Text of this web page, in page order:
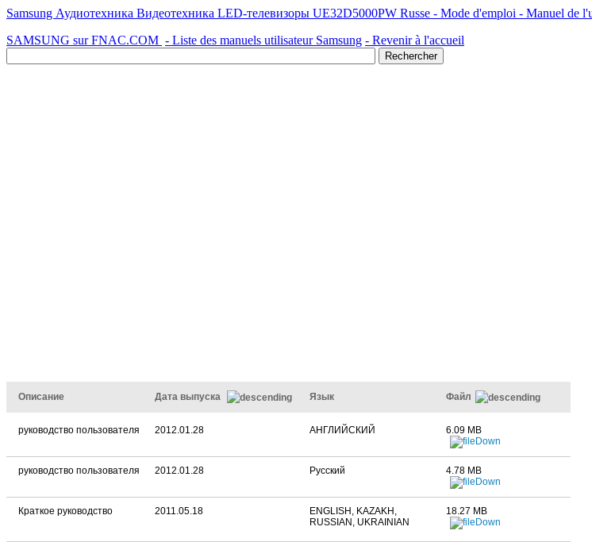
Samsung Аудиотехника Видеотехника LED-телевизоры UE32D5000PW Russe - Mode d'emploi - Manuel de
SAMSUNG sur FNAC.COM - Liste des manuels utilisateur Samsung - Revenir à l'accueil
Описание Дата выпуска Язык Файл
руководство пользователя 2012.01.28 АНГЛИЙСКИЙ 6.09 MB
руководство пользователя 2012.01.28 Русский 4.78 MB
Краткое руководство 2011.05.18
ENGLISH, KAZAKH,
RUSSIAN, UKRAINIAN
18.27 MB